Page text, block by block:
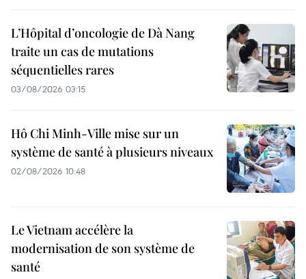
L’Hôpital d’oncologie de Dà Nang
traite un cas de mutations
séquentielles rares
03/08/2026 03:15
Hô Chi Minh-Ville mise sur un
système de santé à plusieurs niveaux
02/08/2026 10:48
Le Vietnam accélère la
modernisation de son système de
santé